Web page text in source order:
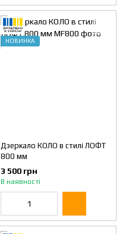
НОВИНКА
Дзеркало КОЛО в стилі ЛОФТ
800 мм
3 500 грн
В наявності